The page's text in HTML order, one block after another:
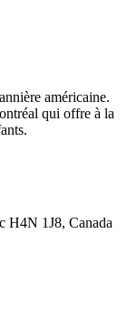
américaine.
qui offre à la
H4N 1J8, Canada